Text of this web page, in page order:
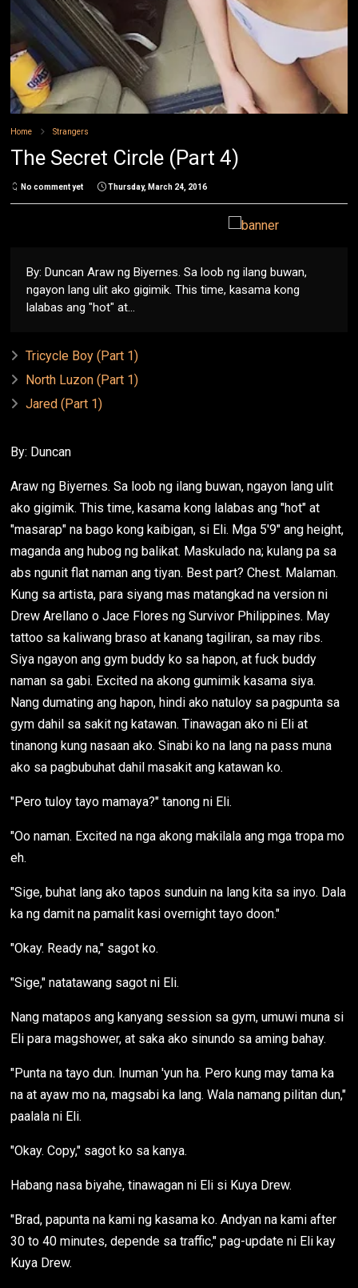
Home Strangers
The Secret Circle (Part 4)
No comment yet Thursday, March 24, 2016
By: Duncan Araw ng Biyernes. Sa loob ng ilang buwan,
ngayon lang ulit ako gigimik. This time, kasama kong
lalabas ang "hot" at...
Tricycle Boy (Part 1)
North Luzon (Part 1)
Jared (Part 1)
By: Duncan
Araw ng Biyernes. Sa loob ng ilang buwan, ngayon lang ulit
ako gigimik. This time, kasama kong lalabas ang "hot" at
"masarap" na bago kong kaibigan, si Eli. Mga 5'9" ang height,
maganda ang hubog ng balikat. Maskulado na; kulang pa sa
abs ngunit flat naman ang tiyan. Best part? Chest. Malaman.
Kung sa artista, para siyang mas matangkad na version ni
Drew Arellano o Jace Flores ng Survivor Philippines. May
tattoo sa kaliwang braso at kanang tagiliran, sa may ribs.
Siya ngayon ang gym buddy ko sa hapon, at fuck buddy
naman sa gabi. Excited na akong gumimik kasama siya.
Nang dumating ang hapon, hindi ako natuloy sa pagpunta sa
gym dahil sa sakit ng katawan. Tinawagan ako ni Eli at
tinanong kung nasaan ako. Sinabi ko na lang na pass muna
ako sa pagbubuhat dahil masakit ang katawan ko.
"Pero tuloy tayo mamaya?" tanong ni Eli.
"Oo naman. Excited na nga akong makilala ang mga tropa mo
eh.
"Sige, buhat lang ako tapos sunduin na lang kita sa inyo. Dala
ka ng damit na pamalit kasi overnight tayo doon."
"Okay. Ready na," sagot ko.
"Sige," natatawang sagot ni Eli.
Nang matapos ang kanyang session sa gym, umuwi muna si
Eli para magshower, at saka ako sinundo sa aming bahay.
"Punta na tayo dun. Inuman 'yun ha. Pero kung may tama ka
na at ayaw mo na, magsabi ka lang. Wala namang pilitan dun,"
paalala ni Eli.
"Okay. Copy," sagot ko sa kanya.
Habang nasa biyahe, tinawagan ni Eli si Kuya Drew.
"Brad, papunta na kami ng kasama ko. Andyan na kami after
30 to 40 minutes, depende sa traffic," pag-update ni Eli kay
Kuya Drew.